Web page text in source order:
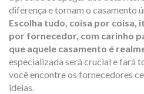
diferença e tornam o casamento
Escolha tudo, coisa por
por fornecedor, com carinho
que aquele casamento é
especializada será crucial e fará
você encontre os fornecedores
ideias.